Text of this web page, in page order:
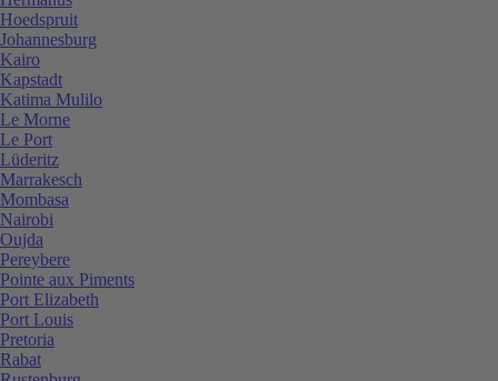
Hoedspruit
Johannesburg
Kairo
Kapstadt
Katima Mulilo
Le Morne
Le Port
Lüderitz
Marrakesch
Mombasa
Nairobi
Oujda
Pereybere
Pointe aux Piments
Port Elizabeth
Port Louis
Pretoria
Rabat